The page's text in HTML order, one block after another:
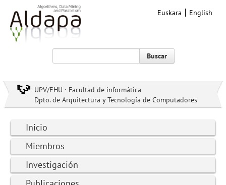
Euskara English
Buscar
UPV/EHU · Facultad de informática
Dpto. de Arquitectura y Tecnología de Computadores
Inicio
Miembros
Investigación